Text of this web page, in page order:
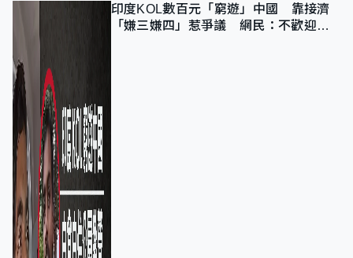
印度KOL數百元「窮遊」中國 靠接濟
「嫌三嫌四」惹爭議 網民：不歡迎劣